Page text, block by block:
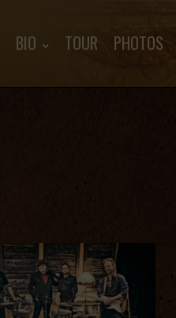
BIO TOUR PHOTOS